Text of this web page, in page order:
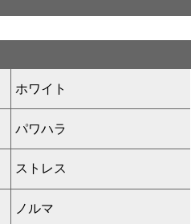
ホワイト
パワハラ
ストレス
ノルマ